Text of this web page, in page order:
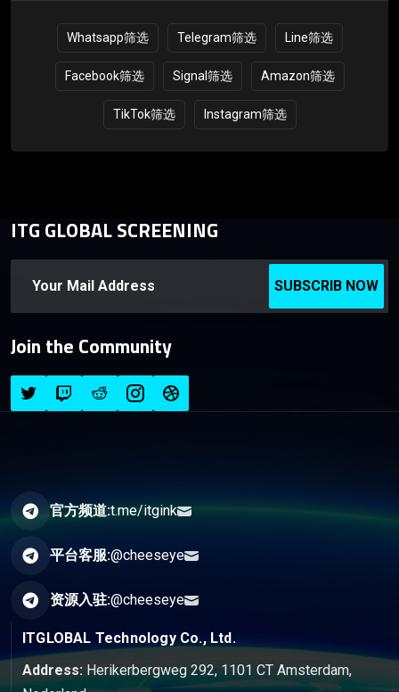
Whatsapp筛选 Telegram筛选 Line筛选
Facebook筛选 Signal筛选 Amazon筛选
TikTok筛选 Instagram筛选
ITG GLOBAL SCREENING
SUBSCRIB NOW
Join the Community
官方频道:t.me/itgink
平台客服:@cheeseye
资源入驻:@cheeseye
ITGLOBAL Technology Co., Ltd.
Address: Herikerbergweg 292, 1101 CT Amsterdam,